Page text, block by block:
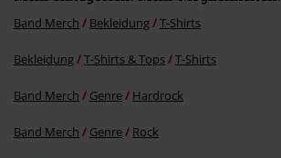
Band Merch Bekleidung T-Shirts
Bekleidung T-Shirts & Tops T-Shirts
Band Merch Genre Hardrock
Band Merch Genre Rock